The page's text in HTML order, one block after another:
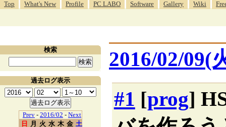
Top What's New Profile PC LABO Software Gallery Wiki
2016/02/09(
#1 [prog]
検索
過去ログ表示
Prev - 2016/02 - Next
日
月 火 水 木 金 土